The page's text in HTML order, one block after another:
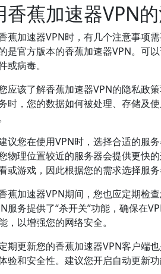
香蕉加速器VPN
蕉加速器VPN时，有几个注意事项
是官方版本的香蕉加速器VPN。可
或病毒。
应该了解香蕉加速器VPN的隐私政
时，您的数据如何被处理、存储及
议您在使用VPN时，选择合适的服
物理位置较近的服务器会提供更快
或游戏，因此根据您的需求选择服务
蕉加速器VPN期间，您也应定期检
服务提供了“杀开关”功能，确保在
，以增强您的网络安全。
期更新您的香蕉加速器VPN客户端
验和安全性。建议您开启自动更新